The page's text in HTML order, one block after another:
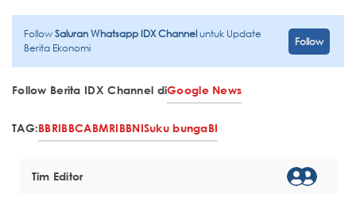
FollowSaluran Whatsapp IDX Channeluntuk Update
Berita Ekonomi
Follow
Follow Berita IDX Channel diGoogle News
TAG:BBRIBBCABMRIBBNISuku bungaBI
Tim Editor